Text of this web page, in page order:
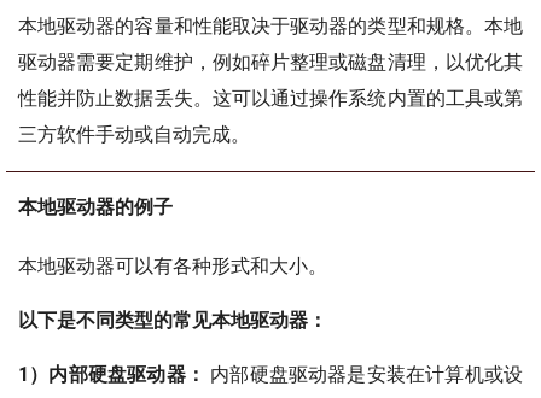
本地驱动器的容量和性能取决于驱动器的类型和规格。本地
驱动器需要定期维护，例如碎片整理或磁盘清理，以优化其
性能并防止数据丢失。这可以通过操作系统内置的工具或第
三方软件手动或自动完成。
本地驱动器的例子
本地驱动器可以有各种形式和大小。
以下是不同类型的常见本地驱动器：
1）内部硬盘驱动器： 内部硬盘驱动器是安装在计算机或设